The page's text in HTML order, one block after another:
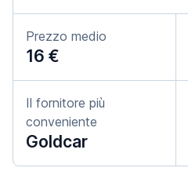
Prezzo medio
16 €
Il fornitore più
conveniente
Goldcar